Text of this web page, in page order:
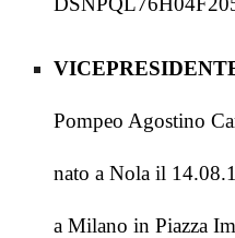
Pompeo Agostino
nato a Nola il
a Milano in Piazza